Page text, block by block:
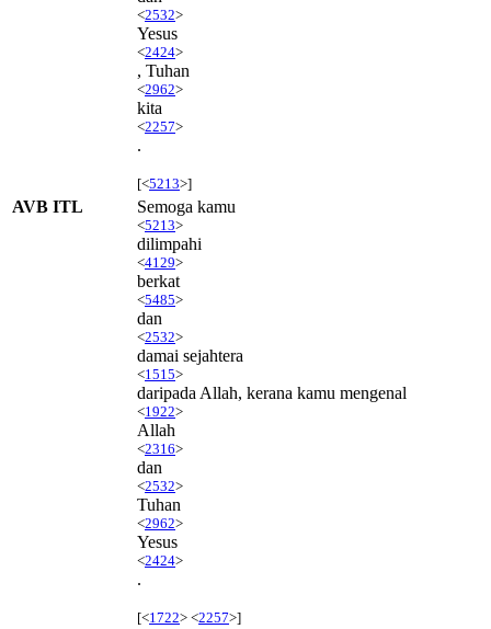
<2532>
Yesus
<2424>
, Tuhan
<2962>
kita
<2257>
.
[<5213>]
AVB ITL Semoga kamu
<5213>
dilimpahi
<4129>
berkat
<5485>
dan
<2532>
damai sejahtera
<1515>
daripada Allah, kerana kamu mengenal
<1922>
Allah
<2316>
dan
<2532>
Tuhan
<2962>
Yesus
<2424>
.
[<1722> <2257>]